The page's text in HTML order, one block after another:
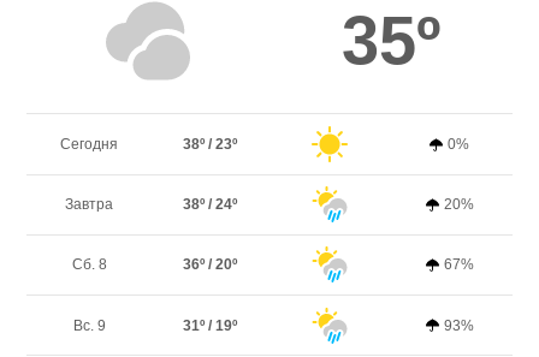
35º
Сегодня 38º / 23º 0%
Завтра 38º / 24º 20%
Сб. 8 36º / 20º 67%
Вс. 9 31º / 19º 93%